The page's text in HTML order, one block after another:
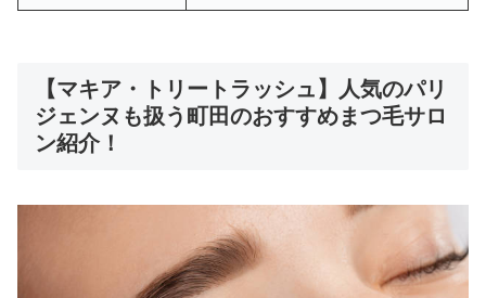
【マキア・トリートラッシュ】人気のパリ
ジェンヌも扱う町田のおすすめまつ毛サロ
ン紹介！